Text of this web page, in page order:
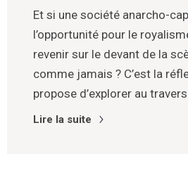
Et si une société anarcho-
l’opportunité pour le
revenir sur le devant de la
comme jamais ? C’est la
propose d’explorer au
Lire la suite